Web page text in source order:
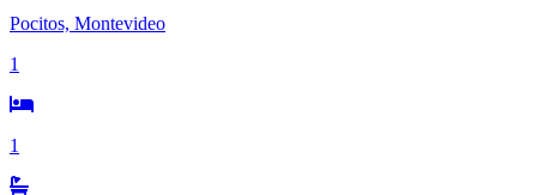
Pocitos, Montevideo
1
1